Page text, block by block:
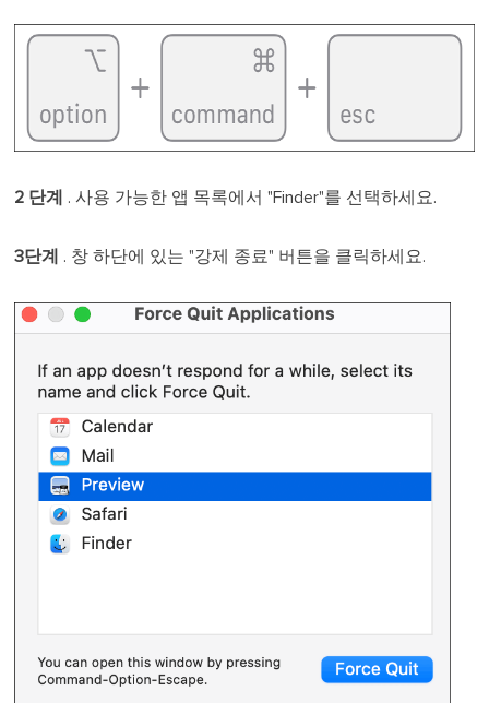
2 단계 . 사용 가능한 앱 목록에서 "Finder"를 선택하세요.
3단계 . 창 하단에 있는 "강제 종료" 버튼을 클릭하세요.